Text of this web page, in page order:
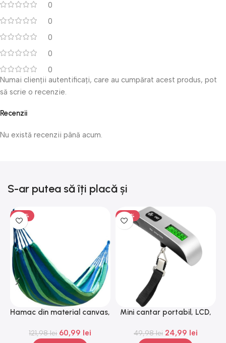
0
0
0
0
0
Recenzii
Nu există recenzii până acum.
Numai clienții autentificați, care au cumpărat acest produs, pot
să scrie o recenzie.
S-ar putea să îți placă și
-50%
Hamac din material canvas,
121,98lei 60,99 lei
-50%
Mini cantar portabil, LCD,
49,98lei 24,99 lei